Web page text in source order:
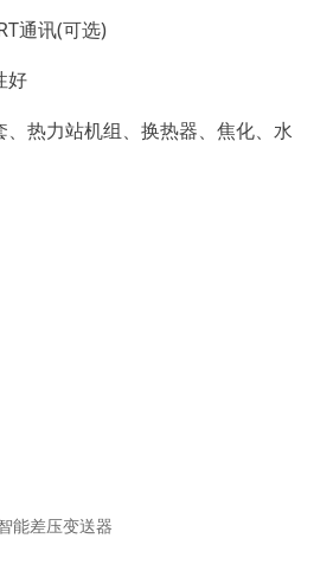
通讯(可选)
好
、热力站机组、换热器、焦化、水
能差压变送器